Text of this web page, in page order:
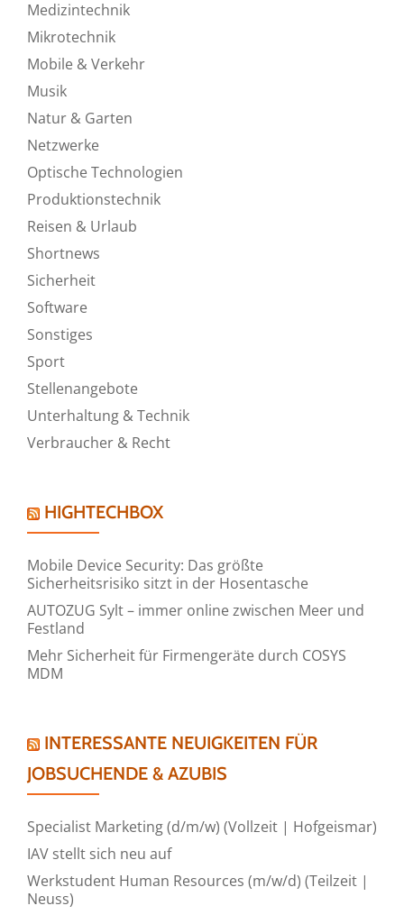
Medizintechnik
Mikrotechnik
Mobile & Verkehr
Musik
Natur & Garten
Netzwerke
Optische Technologien
Produktionstechnik
Reisen & Urlaub
Shortnews
Sicherheit
Software
Sonstiges
Sport
Stellenangebote
Unterhaltung & Technik
Verbraucher & Recht
HIGHTECHBOX
Mobile Device Security: Das größte
Sicherheitsrisiko sitzt in der Hosentasche
AUTOZUG Sylt – immer online zwischen Meer und
Festland
Mehr Sicherheit für Firmengeräte durch COSYS
MDM
INTERESSANTE NEUIGKEITEN FÜR
JOBSUCHENDE & AZUBIS
Specialist Marketing (d/m/w) (Vollzeit | Hofgeismar)
IAV stellt sich neu auf
Werkstudent Human Resources (m/w/d) (Teilzeit |
Neuss)